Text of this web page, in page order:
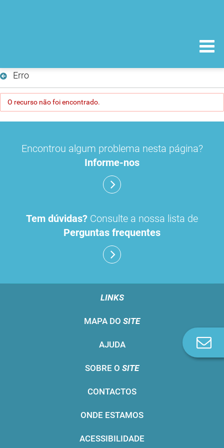
Erro
O recurso não foi encontrado.
Encontrou algum problema nesta página?
Informe-nos
Tem dúvidas? Consulte a nossa lista de
Perguntas frequentes
LINKS
MAPA DO SITE
AJUDA
SOBRE O SITE
CONTACTOS
ONDE ESTAMOS
ACESSIBILIDADE